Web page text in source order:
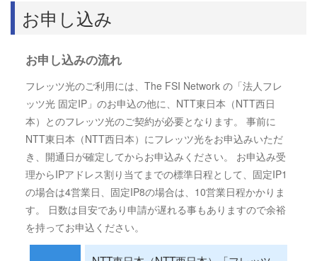
お申し込み
お申し込みの流れ
フレッツ光のご利用には、The FSI Network の「法人フレ
ッツ光 固定IP」のお申込の他に、NTT東日本（NTT西日
本）とのフレッツ光のご契約が必要となります。 事前に
NTT東日本（NTT西日本）にフレッツ光をお申込みいただ
き、開通日が確定してからお申込みください。 お申込み受
理からIPアドレス割り当てまでの標準日程として、固定IP1
の場合は4営業日、固定IP8の場合は、10営業日程かかりま
す。 日数は目安であり申請が遅れる事もありますので余裕
を持ってお申込ください。